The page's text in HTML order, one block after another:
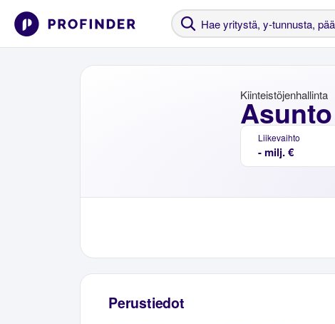
Kiinteistöjenhallinta
Liikevaihto
- milj. €
Perustiedot